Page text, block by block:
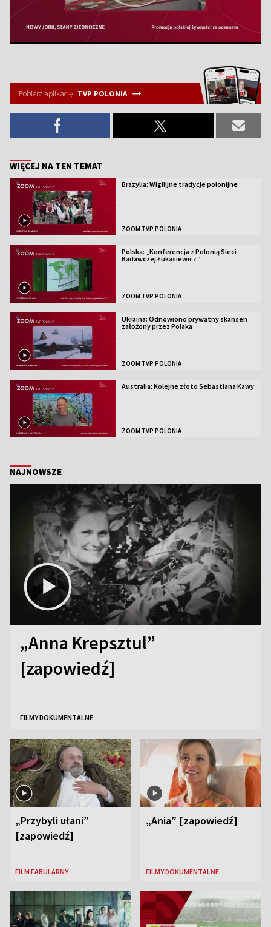
Pobierz aplikację TVP POLONIA
WIĘCEJ NA TEN TEMAT
Brazylia: Wigilijne tradycje polonijne
ZOOM TVP POLONIA
Polska: „Konferencja z Polonią Sieci
Badawczej Łukasiewicz”
ZOOM TVP POLONIA
Ukraina: Odnowiono prywatny skansen
założony przez Polaka
ZOOM TVP POLONIA
Australia: Kolejne złoto Sebastiana Kawy
ZOOM TVP POLONIA
NAJNOWSZE
„Anna Krepsztul”
[zapowiedź]
FILMY DOKUMENTALNE
„Przybyli ułani”
[zapowiedź]
FILM FABULARNY
„Ania” [zapowiedź]
FILMY DOKUMENTALNE